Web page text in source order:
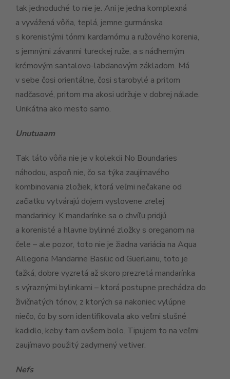
tak jednoduché to nie je. Ani je jedna komplexná
a vyvážená vôňa, teplá, jemne gurmánska
s korenistými tónmi kardamómu a ružového korenia,
s jemnými závanmi tureckej ruže, a s nádherným
krémovým santalovo-labdanovým základom. Má
v sebe čosi orientálne, čosi starobylé a pritom
nadčasové, pritom ma akosi udržuje v dobrej nálade.
Unikátna ako mesto samo.
Unutuaam
Tak táto vôňa nie je v kolekcii No Boundaries
náhodou, aspoň nie, čo sa týka zaujímavého
kombinovania zložiek, ktorá veľmi nečakane od
začiatku vytvárajú dojem vyslovene zrelej
mandarinky. K mandarínke sa o chvíľu pridjú
a korenisté a hlavne bylinné zložky s oreganom na
čele – ale pozor, toto nie je žiadna variácia na Aqua
Allegoria Mandarine Basilic od Guerlainu, toto je
ťažká, dobre vyzretá až skoro prezretá mandarínka
s výraznými bylinkami – ktorá postupne prechádza do
živičnatých tónov, z ktorých sa nakoniec vylúpne
niečo, čo by som identifikovala ako veľmi slušné
kadidlo, keby tam ovšem bolo. Tipujem to na veľmi
zaujímavo použitý zadymený vetiver.
Nefs